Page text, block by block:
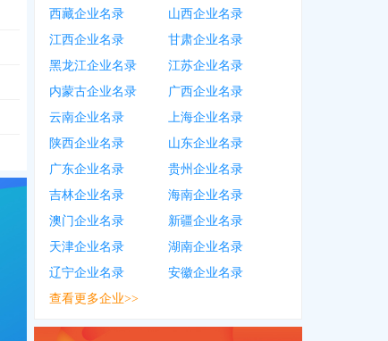
西藏企业名录
山西企业名录
江西企业名录
甘肃企业名录
黑龙江企业名录
江苏企业名录
内蒙古企业名录
广西企业名录
云南企业名录
上海企业名录
陕西企业名录
山东企业名录
广东企业名录
贵州企业名录
吉林企业名录
海南企业名录
澳门企业名录
新疆企业名录
天津企业名录
湖南企业名录
辽宁企业名录
安徽企业名录
查看更多企业>>